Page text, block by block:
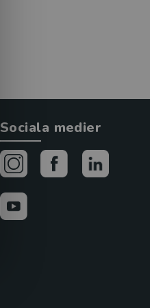
Sociala medier